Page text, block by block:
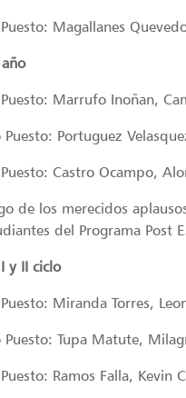
Magallanes
Marrufo Inoñan,
Puesto: Portuguez
Castro Ocampo,
de los merecidos
del Programa Post
y II ciclo
Miranda Torres,
Puesto: Tupa Matute,
Ramos Falla, Kevin